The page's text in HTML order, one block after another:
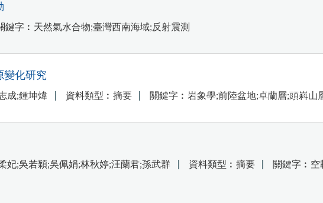
鍵字︰天然氣水合物;臺灣西南海域;反射震測
變化研究
成;鍾坤煒 資料類型︰摘要 關鍵字︰岩象學;前陸盆地;卓蘭層;頭嵙山
妃;吳若穎;吳佩娟;林秋婷;汪蘭君;孫武群 資料類型︰摘要
關鍵字︰空